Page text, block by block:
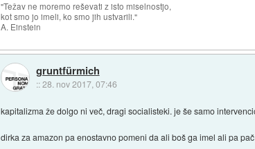
"Težav ne moremo reševati z isto miselnostjo,
kot smo jo imeli, ko smo jih ustvarili."
A. Einstein
gruntfürmich
::28. nov 2017, 07:46
kapitalizma že dolgo ni več, dragi socialisteki. je še samo
dirka za amazon pa enostavno pomeni da ali boš ga imel ali pa